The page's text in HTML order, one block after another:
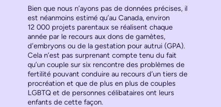
Bien que nous n’ayons pas de données précises, il
est néanmoins estimé qu’au Canada, environ
12 000 projets parentaux se réalisent chaque
année par le recours aux dons de gamètes,
d’embryons ou de la gestation pour autrui (GPA).
Cela n’est pas surprenant compte tenu du fait
qu’un couple sur six rencontre des problèmes de
fertilité pouvant conduire au recours d’un tiers de
procréation et que de plus en plus de couples
LGBTQ et de personnes célibataires ont leurs
enfants de cette façon.